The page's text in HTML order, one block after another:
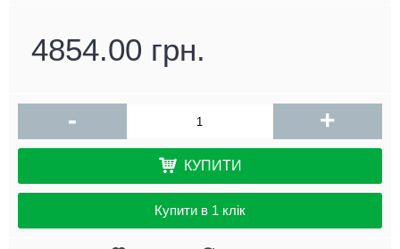
4854.00 грн.
- +
КУПИТИ
Купити в 1 клік